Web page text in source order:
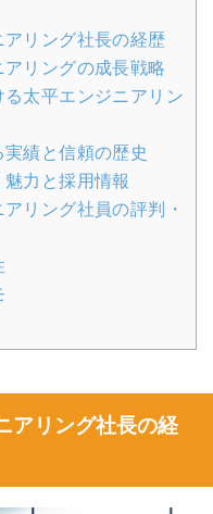
リング社長の経歴
リングの成長戦略
太平エンジニアリン
績と信頼の歴史
力と採用情報
リング社員の評判・
アリング社長の経